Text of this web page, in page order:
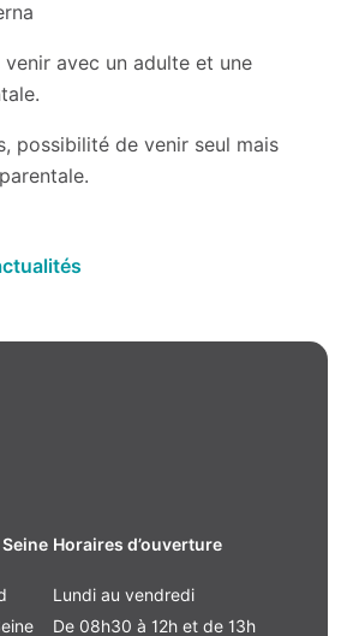
venir avec un adulte et une
possibilité de venir seul mais
Horaires d’ouverture
Lundi au vendredi
De 08h30 à 12h et de 13h